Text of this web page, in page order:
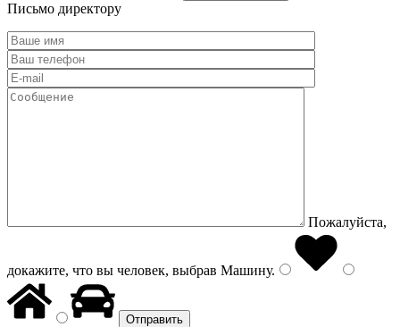
Письмо директору
Пожалуйста,
докажите, что вы человек, выбрав Машину.